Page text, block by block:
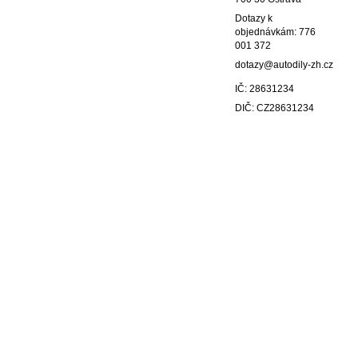
Dotazy k
objednávkám: 776
001 372
dotazy@autodily-zh.cz
IČ: 28631234
DIČ: CZ28631234